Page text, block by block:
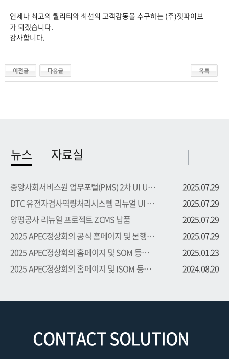
언제나 최고의 퀄리티와 최선의 고객감동을 추구하는 (주)젯파이브
가 되겠습니다.
감사합니다.
뉴스
중앙사회서비스원 업무포털(PMS) 2차 UI UX 부문 용역 수주
2025.07.29
DTC 유전자검사역량처리시스템 리뉴얼 UI UX 부문 용역 수주
2025.07.29
양평공사 리뉴얼 프로젝트 ZCMS 납품
2025.07.29
2025 APEC정상회의 공식 홈페이지 및 본행사 등록시스템 프로...
2025.07.29
2025 APEC정상회의 홈페이지 및 SOM 등록시스템 프로젝트 수주
2025.01.23
2025 APEC정상회의 홈페이지 및 ISOM 등록시스템 프로젝트 수주
2024.08.20
자료실
CONTACT SOLUTION